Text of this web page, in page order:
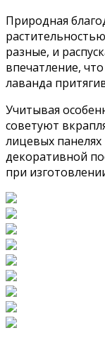
Природная
разные, и
впечатление,
лаванда
Учитывая
советуют
лицевых
декоративной
при